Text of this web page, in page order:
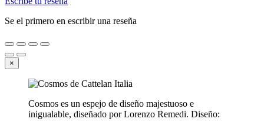
Se el primero en escribir una reseña
×
Cosmos es un espejo de diseño majestuoso e
inigualable, diseñado por Lorenzo Remedi. Diseño: